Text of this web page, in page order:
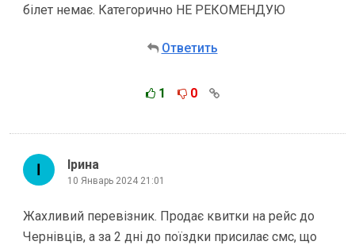
білет немає. Категорично НЕ РЕКОМЕНДУЮ
Ответить
1 0
Ірина
10 Январь 2024 21:01
Жахливий перевізник. Продає квитки на рейс до
Чернівців, а за 2 дні до поїздки присилає смс, що